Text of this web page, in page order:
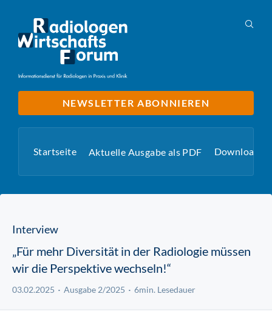
NEWSLETTER ABONNIEREN
Startseite Aktuelle Ausgabe als PDF Downloads
Interview
„Für mehr Diversität in der Radiologie müssen
wir die Perspektive wechseln!“
03.02.2025 Ausgabe 2/2025 6min. Lesedauer